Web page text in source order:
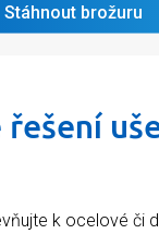
Stáhnout brožuru
řešení
k ocelové či